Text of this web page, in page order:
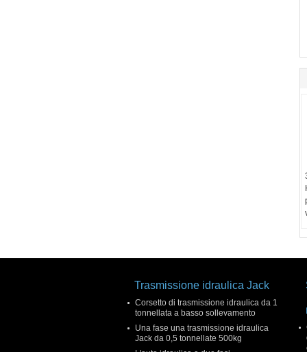
Trasmissione idraulica Jack
Corsetto di trasmissione idraulica da 1
tonnellata a basso sollevamento
Una fase una trasmissione idraulica
Jack da 0,5 tonnellate 500kg